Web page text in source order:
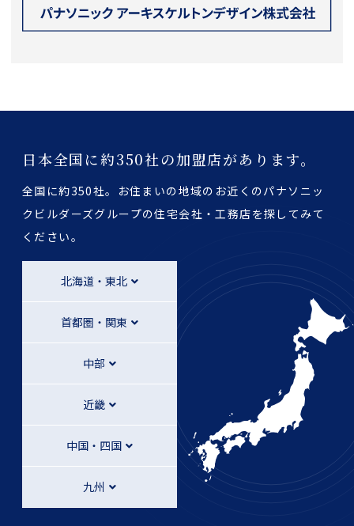
日本全国に約350社の加盟店があります。
全国に約350社。お住まいの地域のお近くのパナソニッ
クビルダーズグループの住宅会社・工務店を探してみて
ください。
北海道・東北
首都圏・関東
中部
近畿
中国・四国
九州